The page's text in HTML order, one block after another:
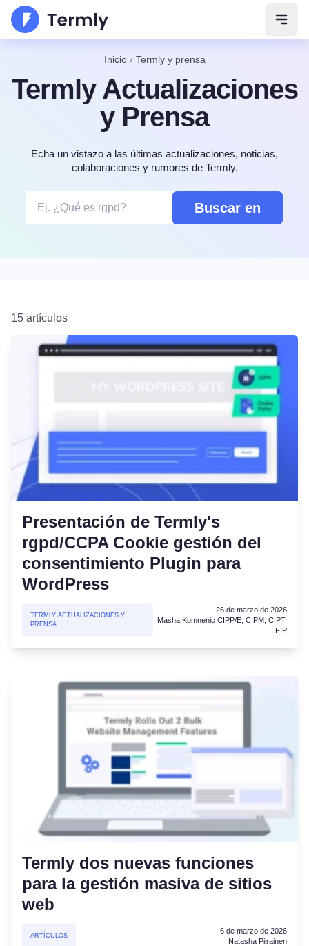
Abrir
Inicio› Termly y prensa
Termly Actualizaciones
y Prensa
Echa un vistazo a las últimas actualizaciones, noticias,
colaboraciones y rumores de Termly.
Buscar en
15 artículos
Presentación de Termly's
rgpd/CCPA Cookie gestión del
consentimiento Plugin para
WordPress
TERMLY ACTUALIZACIONES Y
PRENSA
26 de marzo de 2026
Masha Komnenic CIPP/E, CIPM, CIPT,
FIP
Termly dos nuevas funciones
para la gestión masiva de sitios
web
ARTÍCULOS
6 de marzo de 2026
Natasha Piirainen